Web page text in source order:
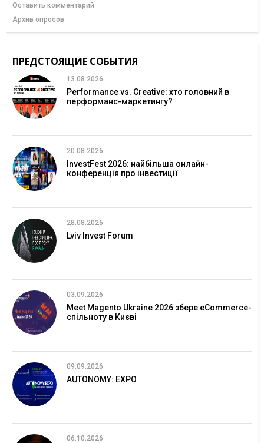
Оставить комментарий
Архив опросов
ПРЕДСТОЯЩИЕ СОБЫТИЯ
13.08.2026
Performance vs. Creative: хто головний в
перформанс-маркетингу?
20.08.2026
InvestFest 2026: найбільша онлайн-
конференція про інвестиції
28.08.2026
Lviv Invest Forum
03.09.2026
Meet Magento Ukraine 2026 збере eCommerce-
спільноту в Києві
09.09.2026
AUTONOMY: EXPO
06.10.2026